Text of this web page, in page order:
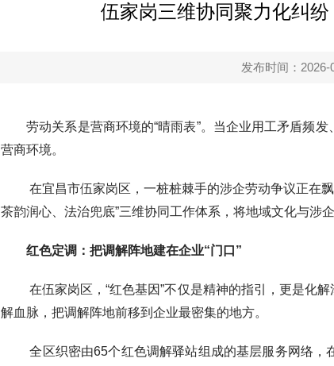
伍家岗三维协同聚力化纠
发布时间：2026-
劳动关系是营商环境的“晴雨表”。当企业用工矛盾频发
营商环境。
在宜昌市伍家岗区，一桩桩棘手的涉企劳动争议正在飘
茶韵润心、法治兜底”三维协同工作体系，将地域文化与涉
红色定调：把调解阵地建在企业“门口”
在伍家岗区，“红色基因”不仅是精神的指引，更是化解
解血脉，把调解阵地前移到企业最密集的地方。
全区织密由65个红色调解驿站组成的基层服务网络，在